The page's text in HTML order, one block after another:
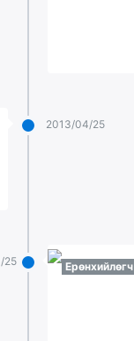
2013/04/25
25 Ерөнхийлөгч